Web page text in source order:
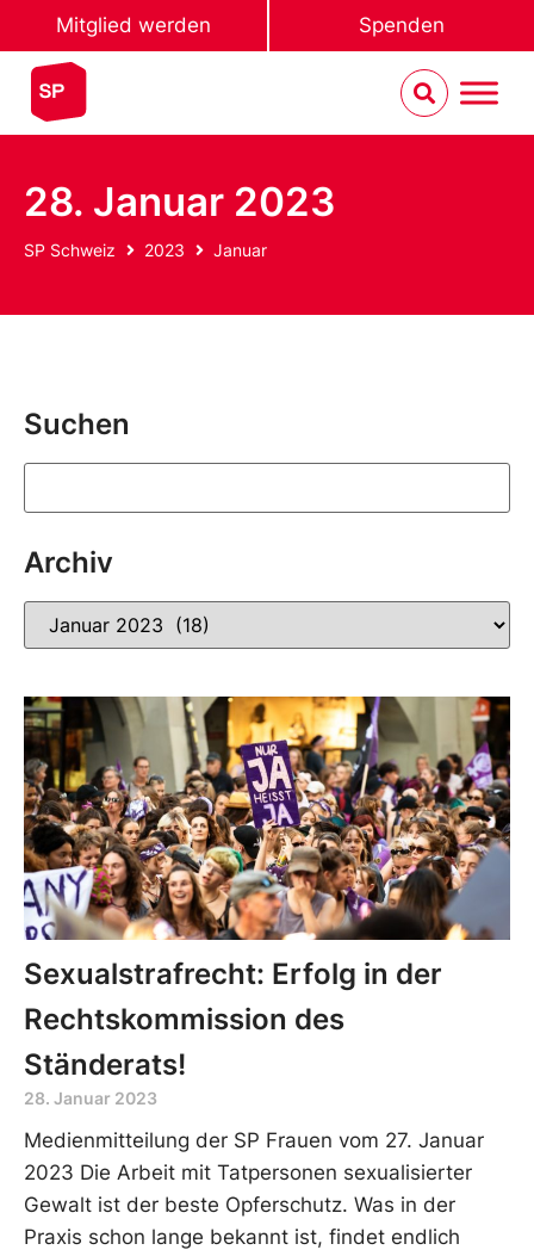
Mitglied werden Spenden
28. Januar 2023
SP Schweiz 2023 Januar
Suchen
Archiv
Sexualstrafrecht: Erfolg in der
Rechtskommission des
Ständerats!
28. Januar 2023
Medienmitteilung der SP Frauen vom 27. Januar
2023 Die Arbeit mit Tatpersonen sexualisierter
Gewalt ist der beste Opferschutz. Was in der
Praxis schon lange bekannt ist, findet endlich